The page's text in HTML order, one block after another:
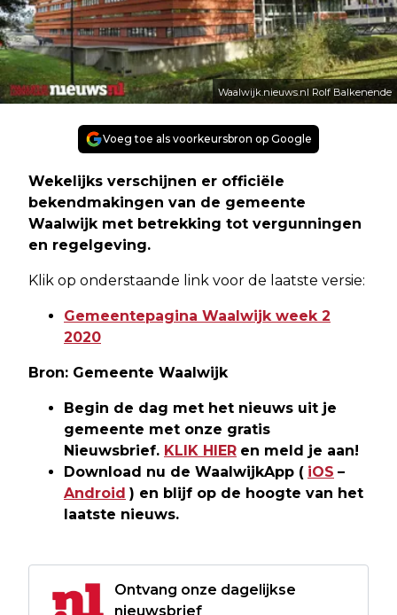
Waalwijk.nieuws.nl Rolf Balkenende
Voeg toe als voorkeursbron op Google
Wekelijks verschijnen er officiële
bekendmakingen van de gemeente
Waalwijk met betrekking tot vergunningen
en regelgeving.
Klik op onderstaande link voor de laatste versie:
Gemeentepagina Waalwijk week 2
2020
Bron: Gemeente Waalwijk
Begin de dag met het nieuws uit je
gemeente met onze gratis
Nieuwsbrief. KLIK HIER en meld je aan!
Download nu de WaalwijkApp ( iOS –
Android ) en blijf op de hoogte van het
laatste nieuws.
Ontvang onze dagelijkse
nieuwsbrief